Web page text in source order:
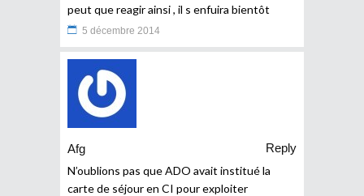
peut que reagir ainsi , il s enfuira bientôt
5 décembre 2014
Afg
Reply
N’oublions pas que ADO avait institué la
carte de séjour en CI pour exploiter